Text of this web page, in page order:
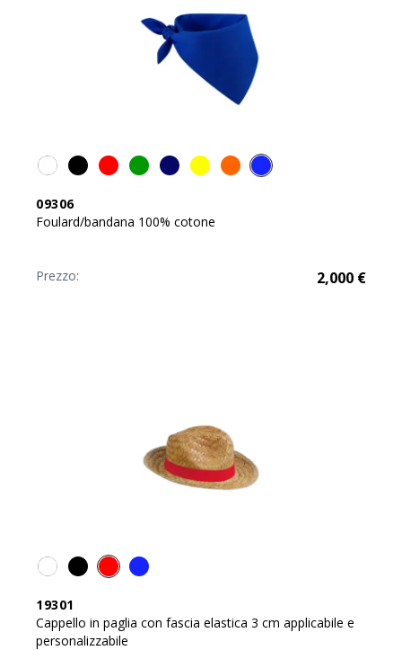
09306
Foulard/bandana 100% cotone
Prezzo: 2,000 €
19301
Cappello in paglia con fascia elastica 3 cm applicabile e
personalizzabile